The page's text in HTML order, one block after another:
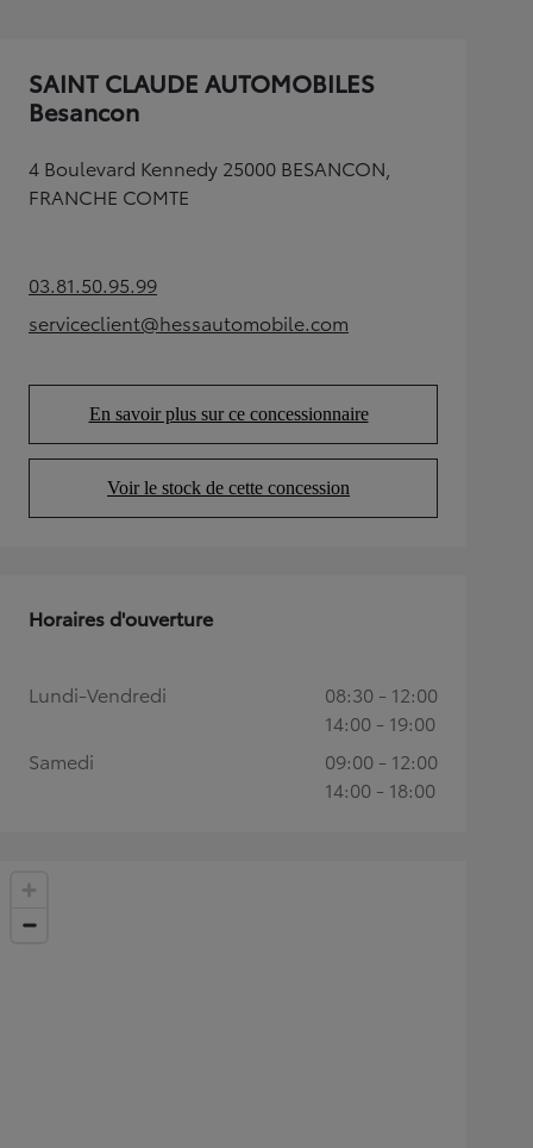
SAINT CLAUDE AUTOMOBILES
Besancon
4 Boulevard Kennedy 25000 BESANCON,
FRANCHE COMTE
03.81.50.95.99(Opens in new tab)
serviceclient@hessautomobile.com
(Opens in new tab)
En savoir plus sur ce concessionnaire
(Opens in new tab)
Voir le stock de cette concession
(Opens in new tab)
Horaires d'ouverture
Lundi-Vendredi
08:30 - 12:00
14:00 - 19:00
Samedi
09:00 - 12:00
14:00 - 18:00